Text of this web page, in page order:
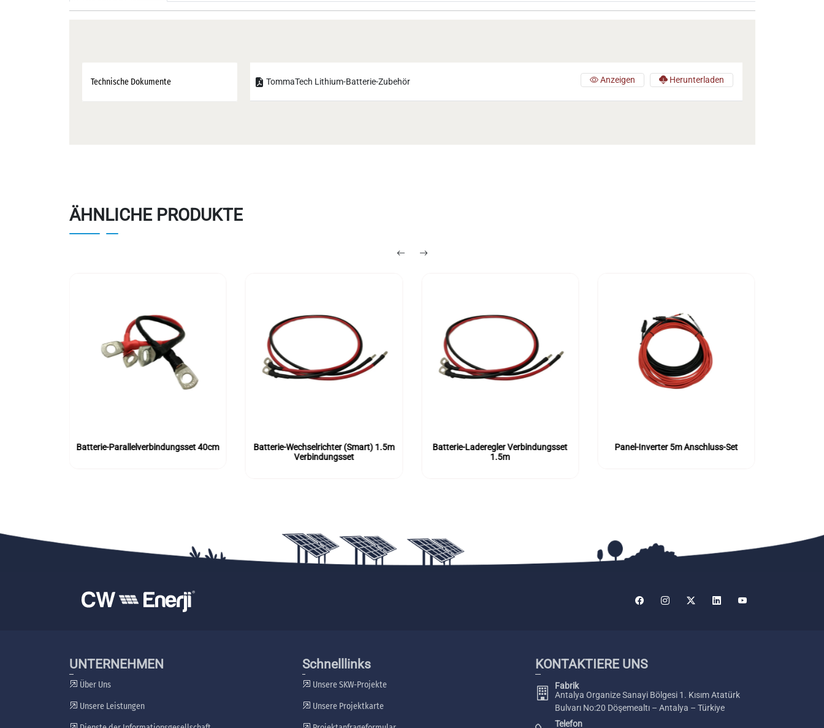
Technische Dokumente TommaTech Lithium-Batterie-Zubehör Anzeigen Herunterladen
ÄHNLICHE PRODUKTE
Batterie-Parallelverbindungsset 40cm
Batterie-Wechselrichter (Smart) 1.5m
Verbindungsset
Batterie-Laderegler Verbindungsset
1.5m
Panel-Inverter 5m Anschluss-Set
UNTERNEHMEN
Über Uns
Unsere Leistungen
Schnelllinks
Unsere SKW-Projekte
Unsere Projektkarte
KONTAKTIERE UNS
Fabrik
Antalya Organize Sanayi Bölgesi 1. Kısım Atatürk
Bulvarı No:20 Döşemealtı – Antalya – Türkiye
Telefon